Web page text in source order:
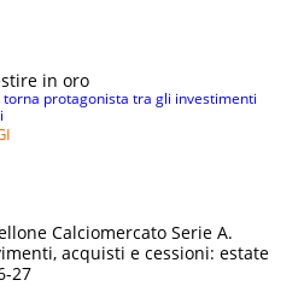
in oro
torna protagonista tra gli investimenti
Calciomercato Serie A.
acquisti e cessioni: estate
27